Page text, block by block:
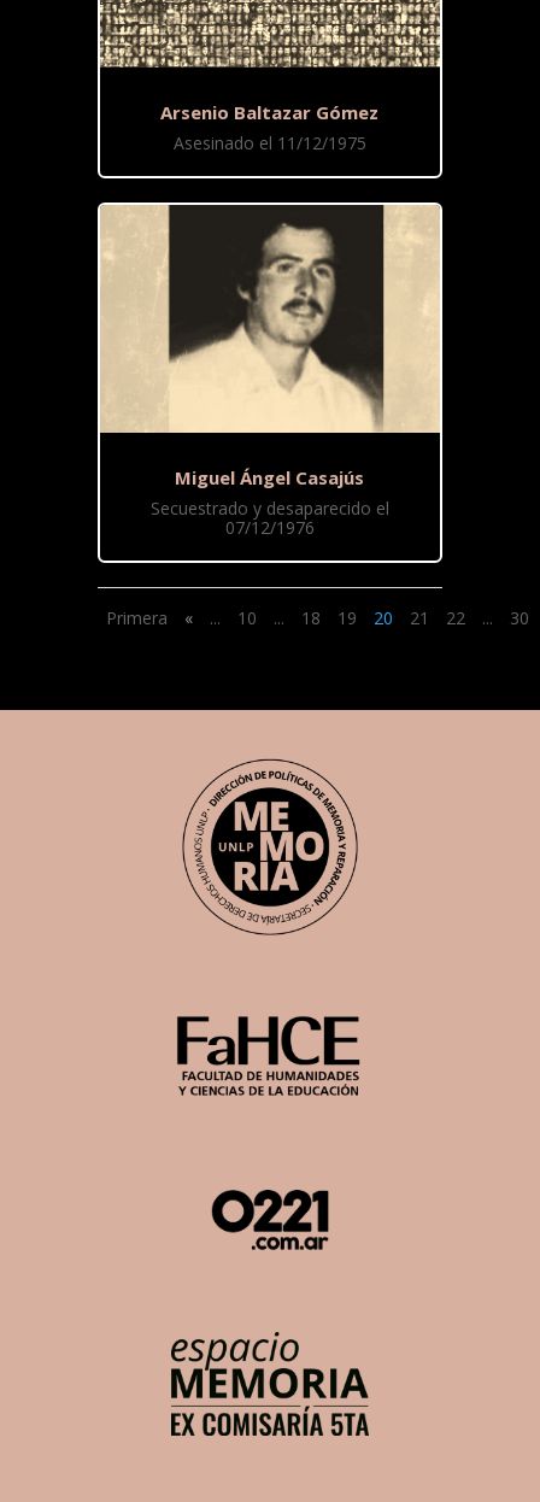
Arsenio Baltazar Gómez
Asesinado el 11/12/1975
Miguel Ángel Casajús
Secuestrado y desaparecido el
07/12/1976
Primera « ... 10 ... 18 19 20 21 22 ... 30